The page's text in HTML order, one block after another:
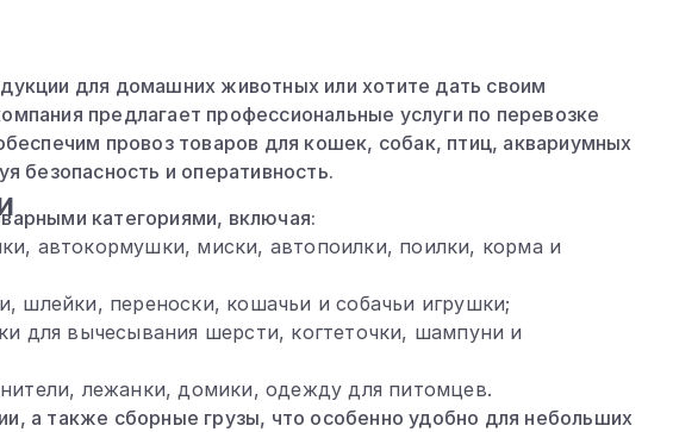
для домашних животных или хотите дать своим
предлагает профессиональные услуги по перевозке
провоз товаров для кошек, собак, птиц, аквариумных
безопасность и оперативность.
категориями, включая:
автокормушки, миски, автопоилки, поилки, корма и
шлейки, переноски, кошачьи и собачьи игрушки;
для вычесывания шерсти, когтеточки, шампуни и
лежанки, домики, одежду для питомцев.
а также сборные грузы, что особенно удобно для небольших